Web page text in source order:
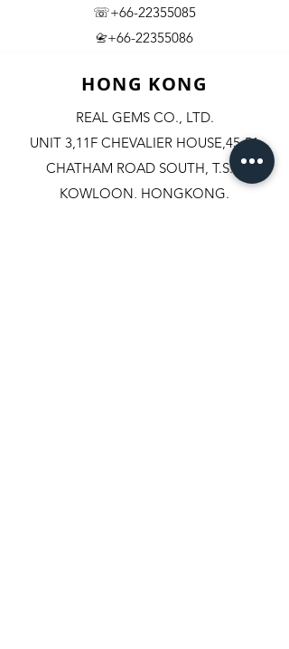
☏+66-22355085
📇​+66-22355086
HONG KONG
REAL GEMS CO., LTD.
UNIT 3,11F CHEVALIER HOUSE,45-51
CHATHAM ROAD SOUTH, T.S.T.
KOWLOON, HONGKONG.